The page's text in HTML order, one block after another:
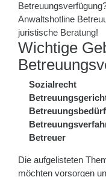
Anwaltshotline
juristische Beratung!
Wichtige
Sozialrecht
Betreuer
Die aufgelisteten
möchten vorsorgen